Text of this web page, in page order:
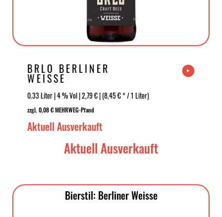
BRLO BERLINER
WEISSE
0.33 Liter | 4 % Vol | 2,79 € | (8,45 € * / 1 Liter)
zzgl. 0,08 € MEHRWEG-Pfand
Aktuell Ausverkauft
Aktuell Ausverkauft
Bierstil: Berliner Weisse